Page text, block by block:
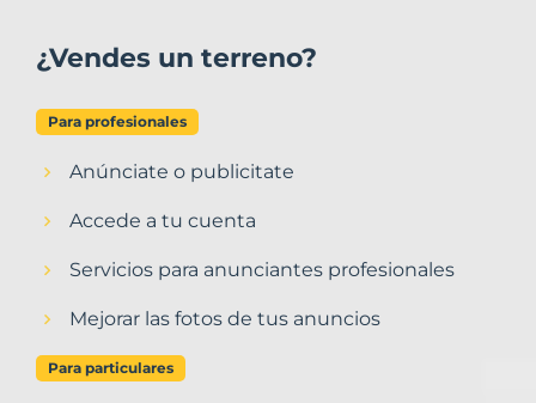
¿Vendes un terreno?
Para profesionales
Anúnciate o publicitate
Accede a tu cuenta
Servicios para anunciantes profesionales
Mejorar las fotos de tus anuncios
Para particulares